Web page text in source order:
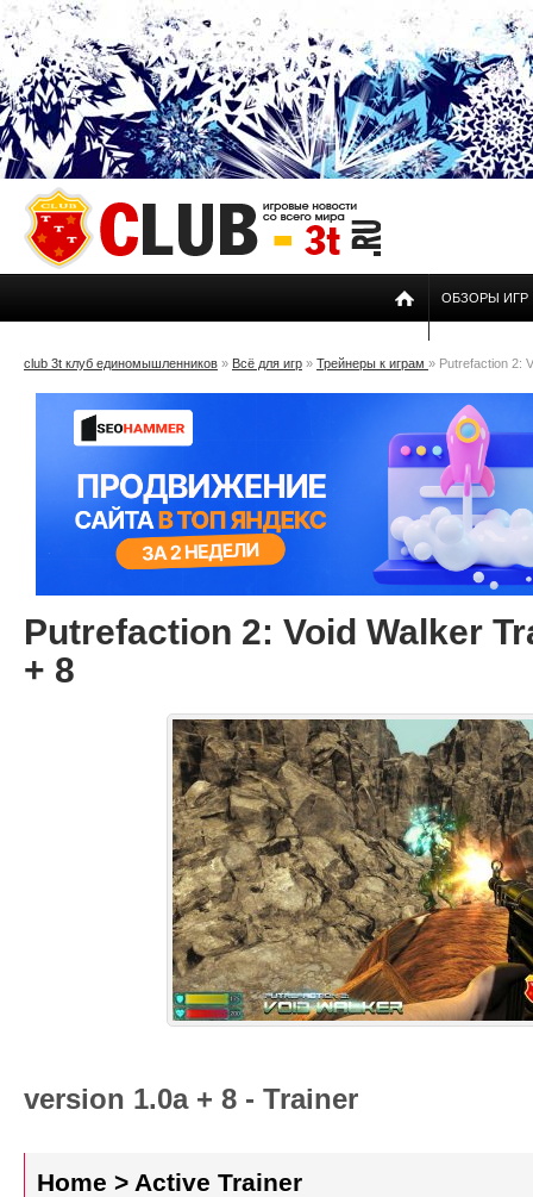
ОБЗОРЫ ИГР
club 3t клуб единомышленников » Всё для игр » Трейнеры к играм » Putrefaction 2:
Putrefaction 2: Void Walker
+ 8
version 1.0a + 8 - Trainer
Home > Active Trainer